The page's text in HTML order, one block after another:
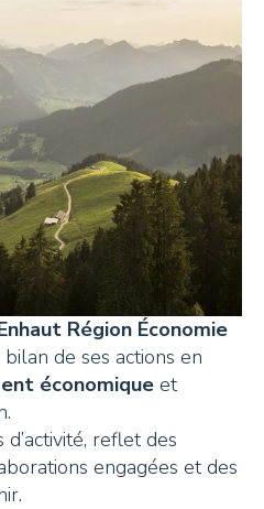
Région Économie
de ses actions en
économique et
reflet des
engagées et des